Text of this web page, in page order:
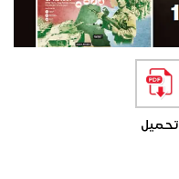
تحميل